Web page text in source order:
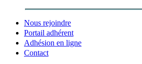
Nous rejoindre
Portail adhérent
Adhésion en ligne
Contact